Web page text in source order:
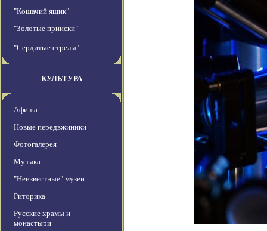
"Кошачий ящик"
"Золотые прииски"
"Сердитые стрелы"
КУЛЬТУРА
Афиша
Новые передвжиники
Фотогалерея
Музыка
"Неизвестные" музеи
Риторика
Русские храмы и
монастыри